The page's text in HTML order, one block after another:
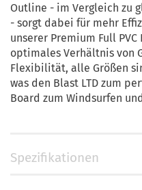
Outline - im Vergleich zu
- sorgt dabei für mehr
unserer Premium Full
optimales Verhältnis von
Flexibilität, alle Größen
was den Blast LTD zum
Board zum Windsurfen
Spezifikationen